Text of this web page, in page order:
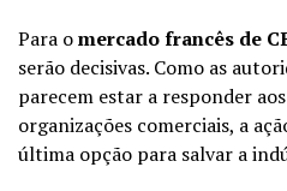
Para omercado francês de
serão decisivas. Como as
parecem estar a responder
organizações comerciais, a
última opção para salvar a